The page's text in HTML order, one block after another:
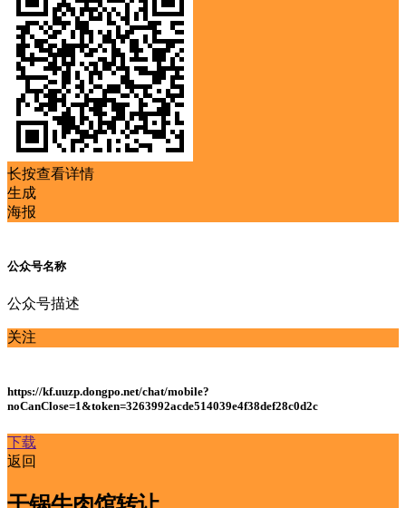
长按查看详情
生成
海报
公众号名称
公众号描述
关注
https://kf.uuzp.dongpo.net/chat/mobile?
noCanClose=1&token=3263992acde514039e4f38def28c0d2c
下载
返回